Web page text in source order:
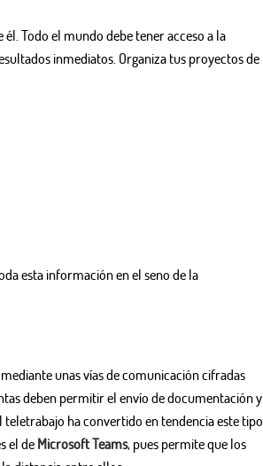
Todo el mundo debe tener acceso a la
inmediatos. Organiza tus proyectos de
esta información en el seno de la
unas vías de comunicación cifradas
deben permitir el envío de documentación y
ha convertido en tendencia este tipo
el de Microsoft Teams, pues permite que los